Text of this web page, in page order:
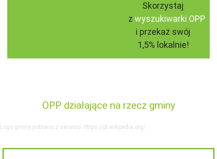
Skorzystaj
z wyszukiwarki OPP
i przekaż swój
1,5% lokalnie!
OPP działające na rzecz gminy
Logo gminy pobrano z serwisu: https://pl.wikipedia.org/